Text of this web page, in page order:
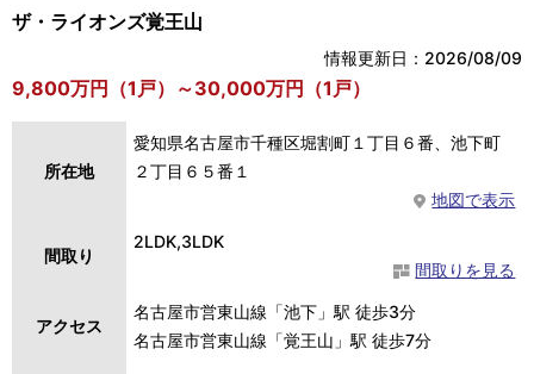
ザ・ライオンズ覚王山
情報更新日：2026/08/09
9,800万円（1戸）～30,000万円（1戸）
所在地
愛知県名古屋市千種区堀割町１丁目６番、池下町
２丁目６５番１
地図で表示
間取り
2LDK,3LDK
間取りを見る
アクセス
名古屋市営東山線「池下」駅 徒歩3分
名古屋市営東山線「覚王山」駅 徒歩7分